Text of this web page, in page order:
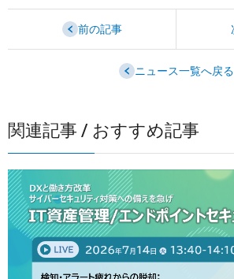
前の記事
ニュース一覧へ戻る
関連記事 / おすすめ記事